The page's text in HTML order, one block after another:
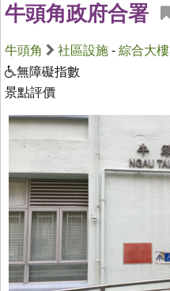
牛頭角政府合署
牛頭角 社區設施 - 綜合大樓
無障礙指數
景點評價